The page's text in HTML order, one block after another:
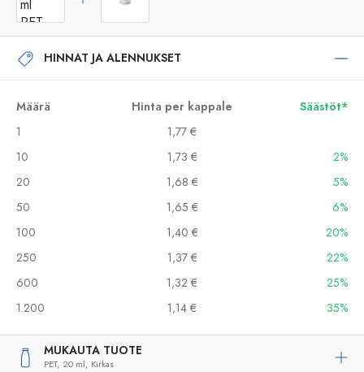
HINNAT JA ALENNUKSET
Määrä Hinta per kappale
Säästöt*
1
1,77 €
10
1,73 €
2%
20
1,68 €
5%
50
1,65 €
6%
100
1,40 €
20%
250
1,37 €
22%
600
1,32 €
25%
1.200
1,14 € 35%
MUKAUTA TUOTE
PET, 20 ml, Kirkas